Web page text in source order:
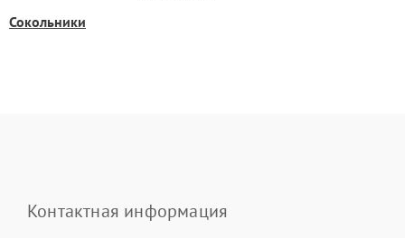
Сокольники
Контактная информация